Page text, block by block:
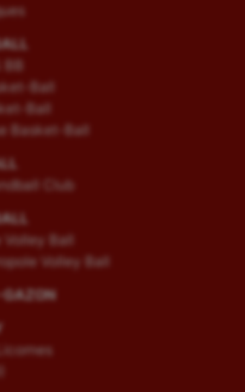
BB
Ball
Ball
Basket-Ball
Club
Ball
Volley Ball